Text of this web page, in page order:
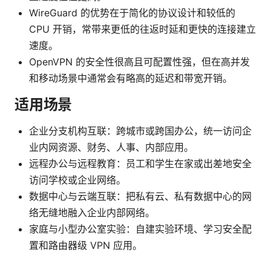
WireGuard 的优势在于简化的协议设计和较低的
CPU 开销，常带来更低的往返时延和更快的连接建立
速度。
OpenVPN 的安全性很高且可配置性强，但在高并发
和移动场景中通常会有略高的延迟和带宽开销。
适用场景
企业分支机构互联：跨城市或跨国办公，统一访问企
业内网资源、财务、人事、内部应用。
远程办公与远程教育：员工和学生在家或出差地安全
访问学校或企业网络。
数据中心与云端互联：把私有云、私有数据中心的网
络无缝地融入企业内部网络。
家庭与小型办公室实验：自建实验环境、学习安全配
置和路由器级 VPN 应用。